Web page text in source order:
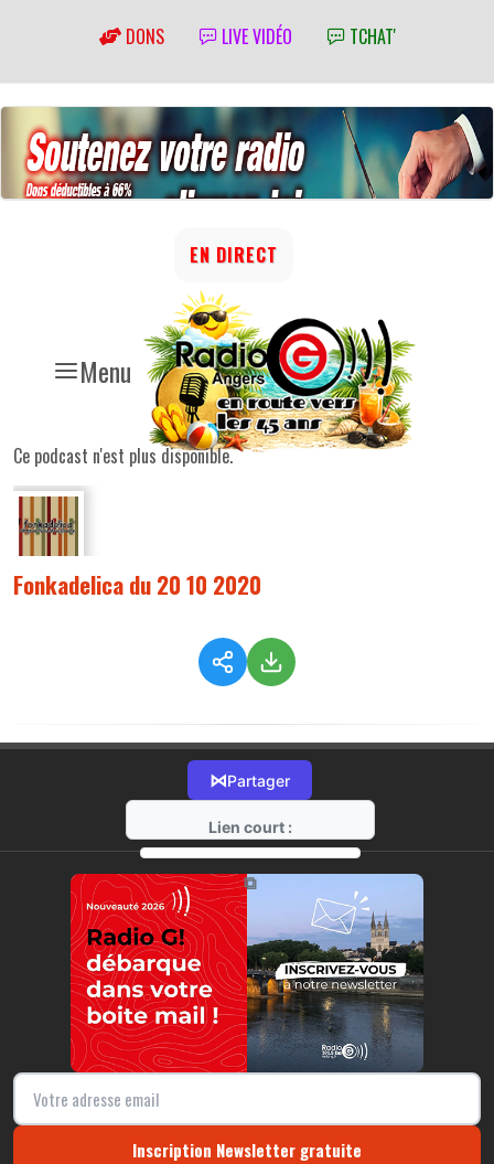
DONS LIVE VIDÉO TCHAT'
Menu
EN DIRECT
Ce podcast n'est plus disponible.
Fonkadelica du 20 10 2020
⋈Partager
Lien court :
https://radio-g.fr?2951
⧉
Inscription Newsletter gratuite